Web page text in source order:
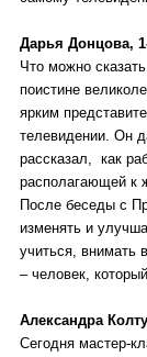
Дарья Донцова,
Что можно
поистине
ярким
телевидении. Он
рассказал, как
располагающей к
После беседы с
изменять и
учиться, внимать
– человек,
Александра
Сегодня мастер-